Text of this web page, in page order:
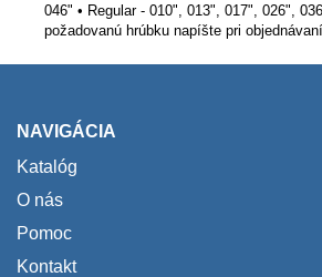
046" • Regular - 010", 013", 017", 026",
požadovanú hrúbku napíšte pri
NAVIGÁCIA
Katalóg
O nás
Pomoc
Kontakt